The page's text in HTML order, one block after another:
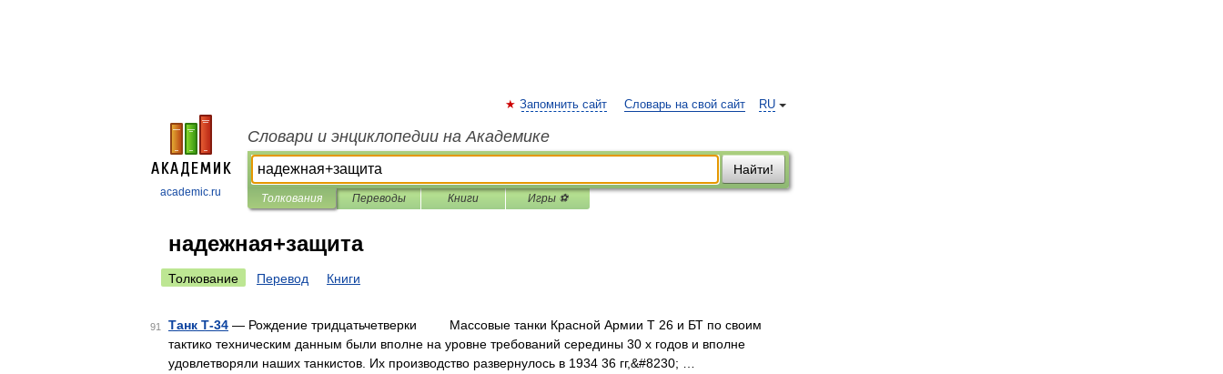
academic.ru
RU
Запомнить сайт Словарь на свой сайт
Словари и энциклопедии на Академике
Найти!
Толкования Переводы Книги Игры ⚽
надежная+защита
Толкование Перевод Книги
91 Танк Т-34 — Рождение тридцатьчетверки Массовые танки Красной Армии Т 26 и БТ по своим
тактико техническим данным были вполне на уровне требований середины 30 х годов и вполне
удовлетворяли наших танкистов. Их производство развернулось в 1934 36 гг,&#8230; …